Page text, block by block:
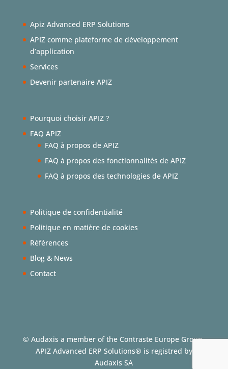
Apiz Advanced ERP Solutions
APIZ comme plateforme de développement
d’application
Services
Devenir partenaire APIZ
Pourquoi choisir APIZ ?
FAQ APIZ
FAQ à propos de APIZ
FAQ à propos des fonctionnalités de APIZ
FAQ à propos des technologies de APIZ
Politique de confidentialité
Politique en matière de cookies
Références
Blog & News
Contact
© Audaxis a member of the Contraste Europe Group.
APIZ Advanced ERP Solutions® is registred by
Audaxis SA